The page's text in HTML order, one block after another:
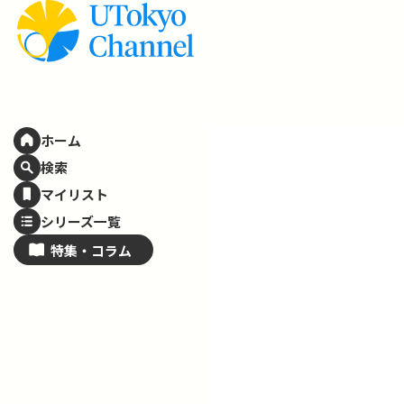
ホーム
検索
マイリスト
シリーズ一覧
特集・ コラム